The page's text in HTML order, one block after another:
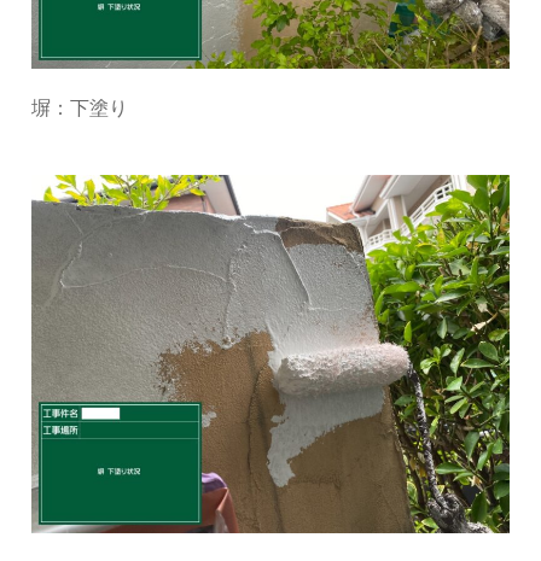
塀：下塗り